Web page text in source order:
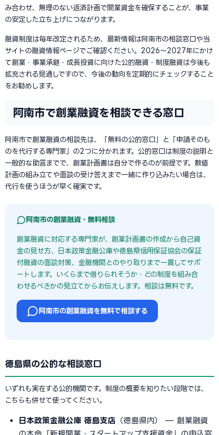
み合わせ、無理のない返済計画で開業資金を確保することが、事業
の安定した立ち上げにつながります。
融資制度は毎年改定されるため、最新情報は阿南市の相談窓口や当
サイトの融資情報ページでご確認ください。2026〜2027年にかけ
て創業・事業承継・成長投資に向けた公的融資・制度融資は今後も
拡充される見通しですので、今後の動向を定期的にチェックすること
をお勧めします。
阿南市で創業融資を相談できる窓口
阿南市で創業融資の相談先は、「無料の公的窓口」と「申請そのも
のを代行する専門家」の2つに分かれます。公的窓口は制度の説明と
一般的な助言までで、創業計画書は自分で作るのが前提です。数値
計画の組み立てや面談の受け答えまで一緒に作り込みたい場合は、
代行を使うほうが早く確実です。
阿南市の創業融資・無料相談
創業融資に対応する専門家が、創業計画書の作成から自己資
金の見せ方、日本政策金融公庫や徳島県信用保証協会の保証
付融資の面談対策、金融機関とのやり取りまで一貫してサポ
ートします。いくらまで借りられそうか・どの制度を組み合
わせるべきかの見立てからお伝えします。相談は無料です。
阿南市の創業融資を無料で相談する
徳島県の公的な相談窓口
いずれも実在する公的機関です。制度の概要を知りたい段階では、
こちらも併せて使ってください。
日本政策金融公庫 徳島支店 （徳島県内） — 創業融資